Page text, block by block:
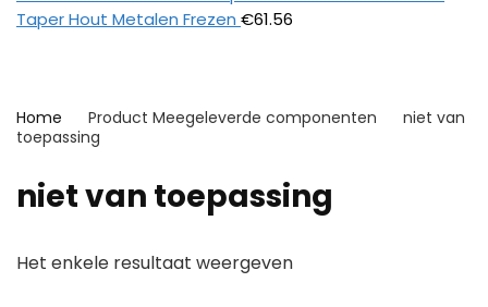
Taper Hout Metalen Frezen €61.56
Home Product Meegeleverde componenten
‎niet van
toepassing
‎niet van toepassing
Het enkele resultaat weergeven